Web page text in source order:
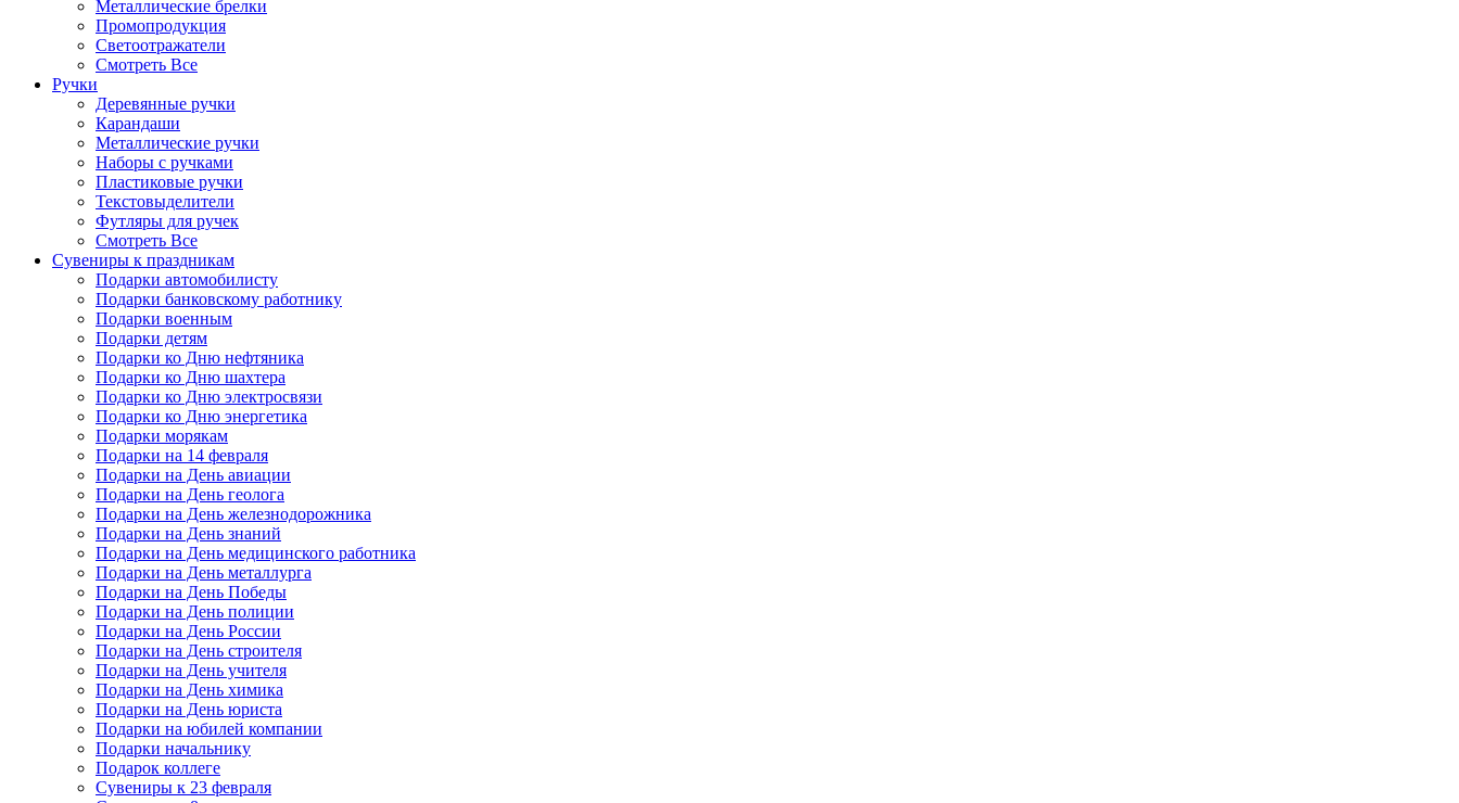
Металлические брелки
Промопродукция
Светоотражатели
Смотреть Все
Ручки
Деревянные ручки
Карандаши
Металлические ручки
Наборы с ручками
Пластиковые ручки
Текстовыделители
Футляры для ручек
Смотреть Все
Сувениры к праздникам
Подарки автомобилисту
Подарки банковскому работнику
Подарки военным
Подарки детям
Подарки ко Дню нефтяника
Подарки ко Дню шахтера
Подарки ко Дню электросвязи
Подарки ко Дню энергетика
Подарки морякам
Подарки на 14 февраля
Подарки на День авиации
Подарки на День геолога
Подарки на День железнодорожника
Подарки на День знаний
Подарки на День медицинского работника
Подарки на День металлурга
Подарки на День Победы
Подарки на День полиции
Подарки на День России
Подарки на День строителя
Подарки на День учителя
Подарки на День химика
Подарки на День юриста
Подарки на юбилей компании
Подарки начальнику
Подарок коллеге
Сувениры к 23 февраля